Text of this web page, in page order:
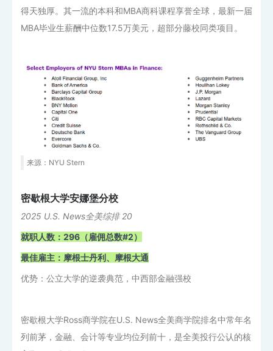
得天独厚。其一流的本科和MBA商科课程享誉全球，最新一届
MBA毕业生薪酬中位数17.5万美元，超部分藤校同类项目。
来源：NYU Stern
密歇根大学安娜堡分校
2025 U.S. News全美综排 20
就职人数：296（雇佣总数#2）
最佳雇主：摩根士丹利、摩根大通
优势：公立大学的逆袭典范，中西部金融强校
密歇根大学Ross商学院在U.S. News全美商学院排名中常年名
列前茅，金融、会计等专业均位列前十，是全美投行公认的核